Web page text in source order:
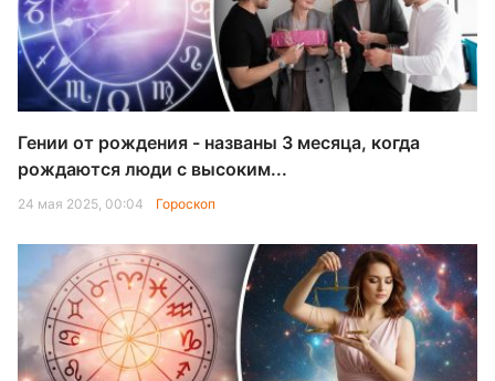
Гении от рождения - названы 3 месяца, когда
рождаются люди с высоким...
24 мая 2025, 00:04 Гороскоп